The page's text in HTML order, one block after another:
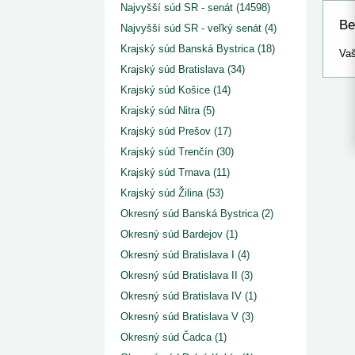
1. 7. 2026
redakcia
Ministerstvo zdravotníctva zverejnilo aktualizovaný
29. 6. 2026
redakcia
Rezort zdravotníctva zverejnil zoznam
29. 6. 2026
redakcia
Výzva na podporu dostupnosti zdravotnej
starostlivosti v centrách z...
22. 6. 2026
redakcia
Od 1. augusta 2026 sa
implementáciu nových
knižke
Najvyšší súd SR - senát (14598)
Najvyšší súd SR - veľký senát (4)
Krajský súd Banská Bystrica (18)
Krajský súd Bratislava (34)
Krajský súd Košice (14)
Krajský súd Nitra (5)
Krajský súd Prešov (17)
Krajský súd Trenčín (30)
Krajský súd Trnava (11)
Krajský súd Žilina (53)
Okresný súd Banská Bystrica (2)
Okresný súd Bardejov (1)
Okresný súd Bratislava I (4)
Okresný súd Bratislava II (3)
Okresný súd Bratislava IV (1)
Okresný súd Bratislava V (3)
Okresný súd Čadca (1)